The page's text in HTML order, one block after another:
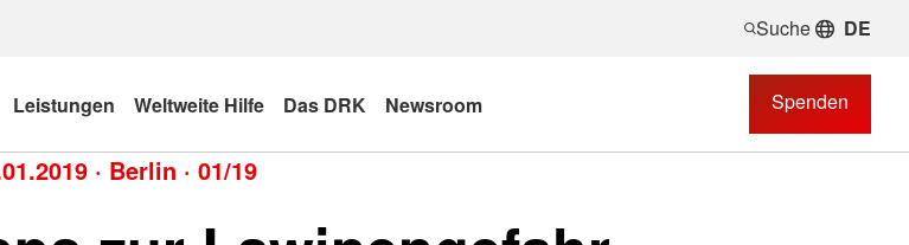
Suche DE
Leistungen Weltweite Hilfe Das DRK Newsroom Spenden
· Berlin · 01/19